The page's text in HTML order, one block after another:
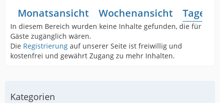
Monatsansicht Wochenansicht
In diesem Bereich wurden keine Inhalte gefunden, die für
Gäste zugänglich wären.
Die Registrierung auf unserer Seite ist freiwillig und
kostenfrei und gewährt Zugang zu mehr Inhalten.
Kategorien